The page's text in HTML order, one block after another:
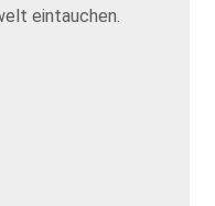
eintauchen.